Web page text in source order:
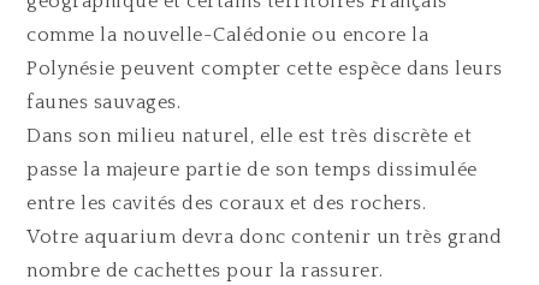
comme la nouvelle-Calédonie ou encore la
Polynésie peuvent compter cette espèce dans leurs
faunes sauvages.
Dans son milieu naturel, elle est très discrète et
passe la majeure partie de son temps dissimulée
entre les cavités des coraux et des rochers.
Votre aquarium devra donc contenir un très grand
nombre de cachettes pour la rassurer.